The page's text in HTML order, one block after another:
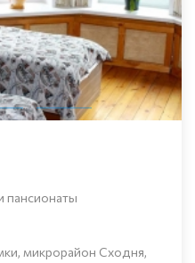
пансионаты
микрорайон Сходня,